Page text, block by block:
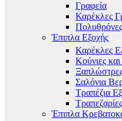
Γραφεία
Καρέκλες
Έπιπλα Εξοχής
Καρέκλες
Κούνιες
Σαλόνια
Τραπέζια
Έπιπλα